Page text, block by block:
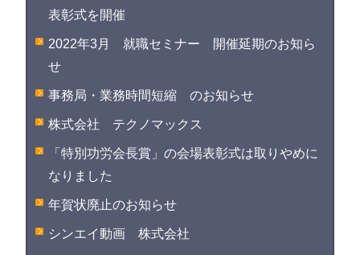
表彰式を開催
2022年3月 就職セミナー 開催延期のお知ら
せ
事務局・業務時間短縮 のお知らせ
株式会社 テクノマックス
「特別功労会長賞」の会場表彰式は取りやめに
なりました
年賀状廃止のお知らせ
シンエイ動画 株式会社